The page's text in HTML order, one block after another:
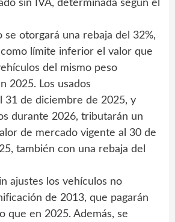
sin IVA, determinada según el
se otorgará una rebaja del 32%,
límite inferior el valor que
del mismo peso
2025. Los usados
31 de diciembre de 2025, y
durante 2026, tributarán un
de mercado vigente al 30 de
también con una rebaja del
ajustes los vehículos no
de 2013, que pagarán
que en 2025. Además, se